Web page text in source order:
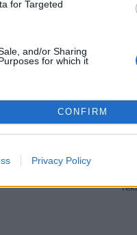
for Targeted
and/or Sharing
for which it
CONFIRM
Privacy Policy